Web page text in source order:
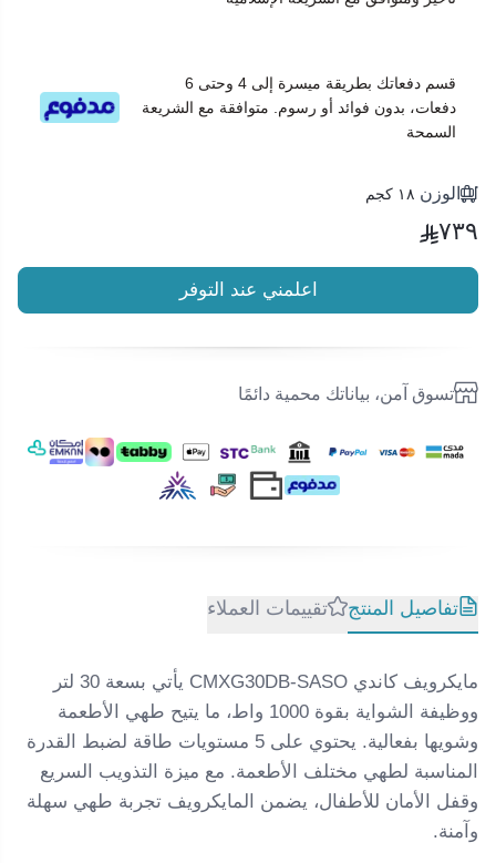
قسم دفعاتك بطريقة ميسرة إلى 4 وحتى 6
دفعات، بدون فوائد أو رسوم. متوافقة مع الشريعة
السمحة
الوزن ١٨ كجم
٧٣٩
اعلمني عند التوفر
تسوق آمن، بياناتك محمية دائمًا
تفاصيل المنتج تقييمات العملاء
مايكرويف كاندي CMXG30DB-SASO يأتي بسعة 30 لتر
ووظيفة الشواية بقوة 1000 واط، ما يتيح طهي الأطعمة
وشويها بفعالية. يحتوي على 5 مستويات طاقة لضبط القدرة
المناسبة لطهي مختلف الأطعمة. مع ميزة التذويب السريع
وقفل الأمان للأطفال، يضمن المايكرويف تجربة طهي سهلة
وآمنة.